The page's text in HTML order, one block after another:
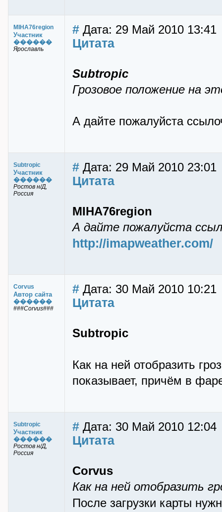
MIHA76region
Участник
������
Ярославль
# Дата: 29 Май 2010 13:41
Цитата
Subtropic
Грозовое положение на
А дайте пожалуйста
Subtropic
Участник
������
Ростов н/Д,
Россия
# Дата: 29 Май 2010 23:01
Цитата
MIHA76region
А дайте пожалуйста
http://imapweather.com/
Corvus
Автор сайта
������
###Corvus###
# Дата: 30 Май 2010 10:21
Цитата
Subtropic
Как на ней отобразить
показывает, причём в
Subtropic
Участник
������
Ростов н/Д,
Россия
# Дата: 30 Май 2010 12:04
Цитата
Corvus
Как на ней отобразить
После загрузки карты